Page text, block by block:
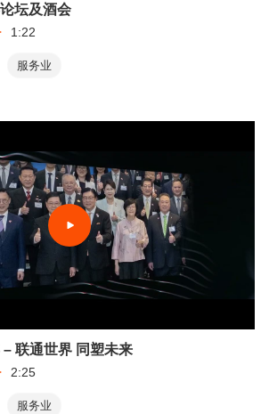
坛及酒会
1:22
服务业
联通世界 同塑未来
2:25
服务业